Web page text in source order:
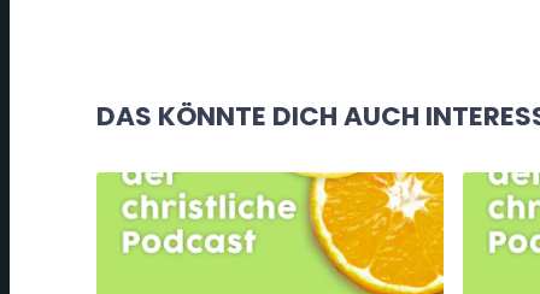
DAS KÖNNTE DICH AUCH